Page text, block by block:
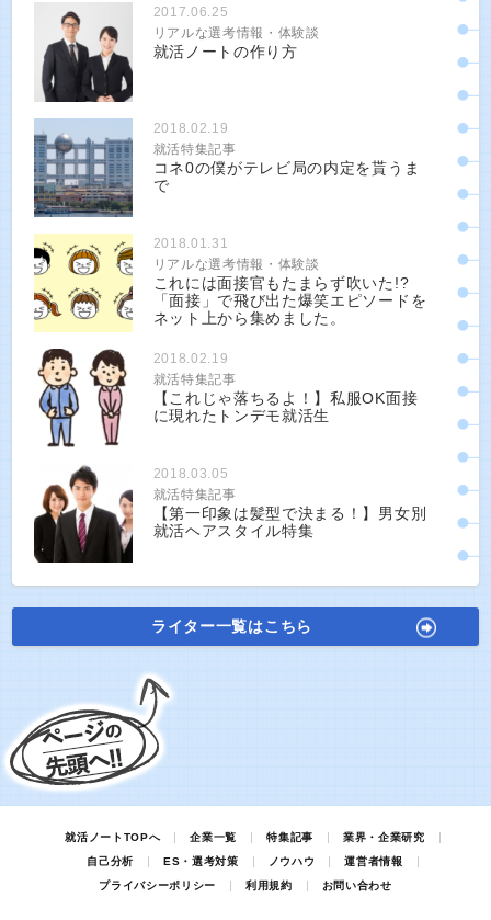
2017.06.25
リアルな選考情報・体験談
就活ノートの作り方
2018.02.19
就活特集記事
コネ0の僕がテレビ局の内定を貰うま
で
2018.01.31
リアルな選考情報・体験談
これには面接官もたまらず吹いた!?
「面接」で飛び出た爆笑エピソードを
ネット上から集めました。
2018.02.19
就活特集記事
【これじゃ落ちるよ！】私服OK面接
に現れたトンデモ就活生
2018.03.05
就活特集記事
【第一印象は髪型で決まる！】男女別
就活ヘアスタイル特集
ライター一覧はこちら
就活ノートTOPへ 企業一覧 特集記事
業界・企業研究
自己分析
ES・選考対策 ノウハウ
運営者情報
プライバシーポリシー
利用規約 お問い合わせ